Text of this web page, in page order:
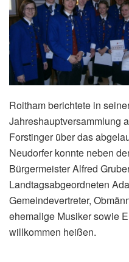
Roitham berichtete in
Jahreshauptversammlung
Forstinger über das
Neudorfer konnte neben
Bürgermeister Alfred
Landtagsabgeordneten
Gemeindevertreter,
ehemalige Musiker sowie
willkommen heißen.